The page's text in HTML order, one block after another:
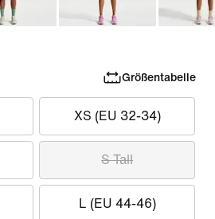
Größentabelle
XS (EU 32-34)
S Tall
L (EU 44-46)